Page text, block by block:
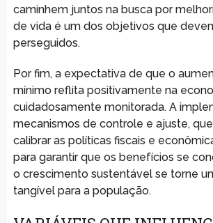
caminhem juntos na busca por
de vida é um dos objetivos que
perseguidos.
Por fim, a expectativa de que o
mínimo reflita positivamente na
cuidadosamente monitorada. A
mecanismos de controle e ajuste,
calibrar as políticas fiscais e
para garantir que os benefícios se
o crescimento sustentável se torne
tangível para a população.